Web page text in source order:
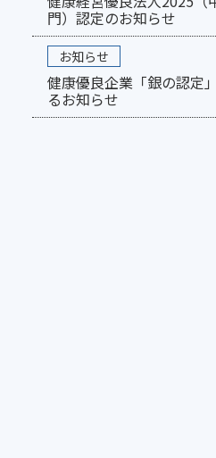
門）認定のお知らせ
お知らせ
健康優良企業「銀の認定
るお知らせ